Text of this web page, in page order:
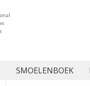
SMOELENBOEK